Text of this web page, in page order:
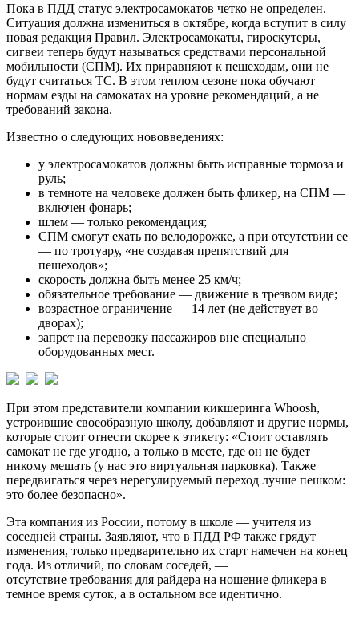
Пока в ПДД статус электросамокатов четко не определен.
Ситуация должна измениться в октябре, когда вступит в силу
новая редакция Правил. Электросамокаты, гироскутеры,
сигвеи теперь будут называться средствами персональной
мобильности (СПМ). Их приравняют к пешеходам, они не
будут считаться ТС. В этом теплом сезоне пока обучают
нормам езды на самокатах на уровне рекомендаций, а не
требований закона.
Известно о следующих нововведениях:
у электросамокатов должны быть исправные тормоза и
руль;
в темноте на человеке должен быть фликер, на СПМ —
включен фонарь;
шлем — только рекомендация;
СПМ смогут ехать по велодорожке, а при отсутствии ее
— по тротуару, «не создавая препятствий для
пешеходов»;
скорость должна быть менее 25 км/ч;
обязательное требование — движение в трезвом виде;
возрастное ограничение — 14 лет (не действует во
дворах);
запрет на перевозку пассажиров вне специально
оборудованных мест.
При этом представители компании кикшеринга Whoosh,
устроившие своеобразную школу, добавляют и другие нормы,
которые стоит отнести скорее к этикету: «Стоит оставлять
самокат не где угодно, а только в месте, где он не будет
никому мешать (у нас это виртуальная парковка). Также
передвигаться через нерегулируемый переход лучше пешком:
это более безопасно».
Эта компания из России, потому в школе — учителя из
соседней страны. Заявляют, что в ПДД РФ также грядут
изменения, только предварительно их старт намечен на конец
года. Из отличий, по словам соседей, —
отсутствие требования для райдера на ношение фликера в
темное время суток, а в остальном все идентично.